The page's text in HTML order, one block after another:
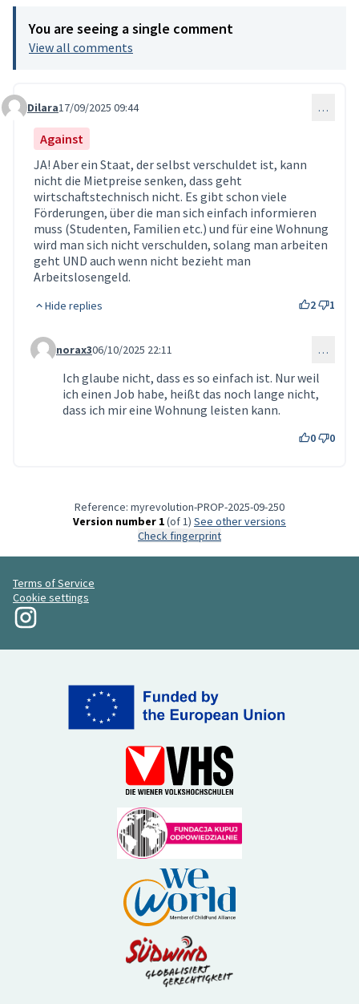
You are seeing a single comment
View all comments
Comment 220
Dilara17/09/2025 09:44 …
Against
JA! Aber ein Staat, der selbst verschuldet ist, kann
nicht die Mietpreise senken, dass geht
wirtschaftstechnisch nicht. Es gibt schon viele
Förderungen, über die man sich einfach informieren
muss (Studenten, Familien etc.) und für eine Wohnung
wird man sich nicht verschulden, solang man arbeiten
geht UND auch wenn nicht bezieht man
Arbeitslosengeld.
Hide replies 2 1
Comment 323 (reply to comment 220)
norax306/10/2025 22:11 …
Ich glaube nicht, dass es so einfach ist. Nur weil
ich einen Job habe, heißt das noch lange nicht,
dass ich mir eine Wohnung leisten kann.
0 0
Reference: myrevolution-PROP-2025-09-250
Version number 1(of 1)
see other versions
Check fingerprint
Terms of Service
Cookie settings
My Revolution at Instagram